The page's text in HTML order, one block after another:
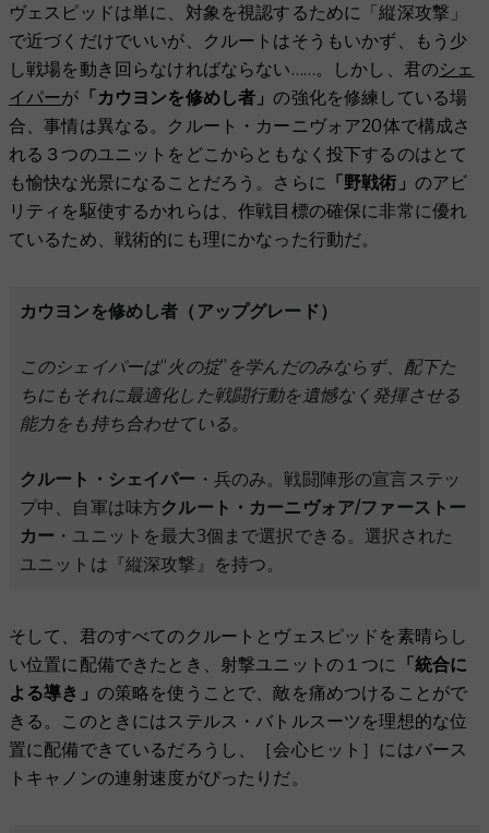
ヴェスピッドは単に、対象を視認するために「縦深攻撃」
で近づくだけでいいが、クルートはそうもいかず、もう少
し戦場を動き回らなければならない……。しかし、君のシェ
イパーが 「カウヨンを修めし者」の強化を修練している場
合、事情は異なる。クルート・カーニヴォア20体で構成さ
れる３つのユニットをどこからともなく投下するのはとて
も愉快な光景になることだろう。さらに 「野戦術」 のアビ
リティを駆使するかれらは、作戦目標の確保に非常に優れ
ているため、戦術的にも理にかなった行動だ。
カウヨンを修めし者（アップグレード）
このシェイパーは“火の掟”を学んだのみならず、配下た
ちにもそれに最適化した戦闘行動を遺憾なく発揮させる
能力をも持ち合わせている。
クルート・シェイパー ・兵のみ。戦闘陣形の宣言ステッ
プ中、自軍は味方クルート・カーニヴォア/ファーストー
カー ・ユニットを最大3個まで選択できる。選択された
ユニットは『縦深攻撃』を持つ。
そして、君のすべてのクルートとヴェスピッドを素晴らし
い位置に配備できたとき、射撃ユニットの１つに 「統合に
よる導き」 の策略を使うことで、敵を痛めつけることがで
きる。このときにはステルス・バトルスーツを理想的な位
置に配備できているだろうし、［会心ヒット］にはバース
トキャノンの連射速度がぴったりだ。